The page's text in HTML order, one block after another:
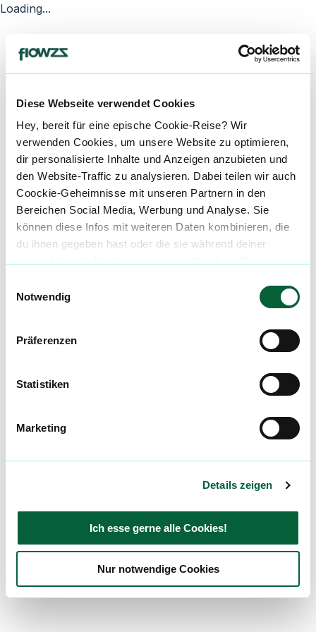
Diese Webseite verwendet Cookies
Hey, bereit für eine epische Cookie-Reise? Wir
verwenden Cookies, um unsere Website zu optimieren,
dir personalisierte Inhalte und Anzeigen anzubieten und
den Website-Traffic zu analysieren. Dabei teilen wir auch
Coockie-Geheimnisse mit unseren Partnern in den
Bereichen Social Media, Werbung und Analyse. Sie
können diese Infos mit weiteren Daten kombinieren, die
du ihnen gegeben hast oder die sie während deiner
Notwendig
Präferenzen
Statistiken
Marketing
Details zeigen
Ich esse gerne alle Cookies!
Nur notwendige Cookies
Loading...